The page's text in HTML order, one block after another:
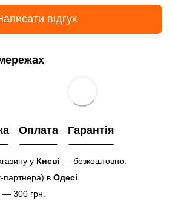
відгук
Оплата Гарантія
у Києві — безкоштовно.
партнера) в Одесі
— 300 грн.